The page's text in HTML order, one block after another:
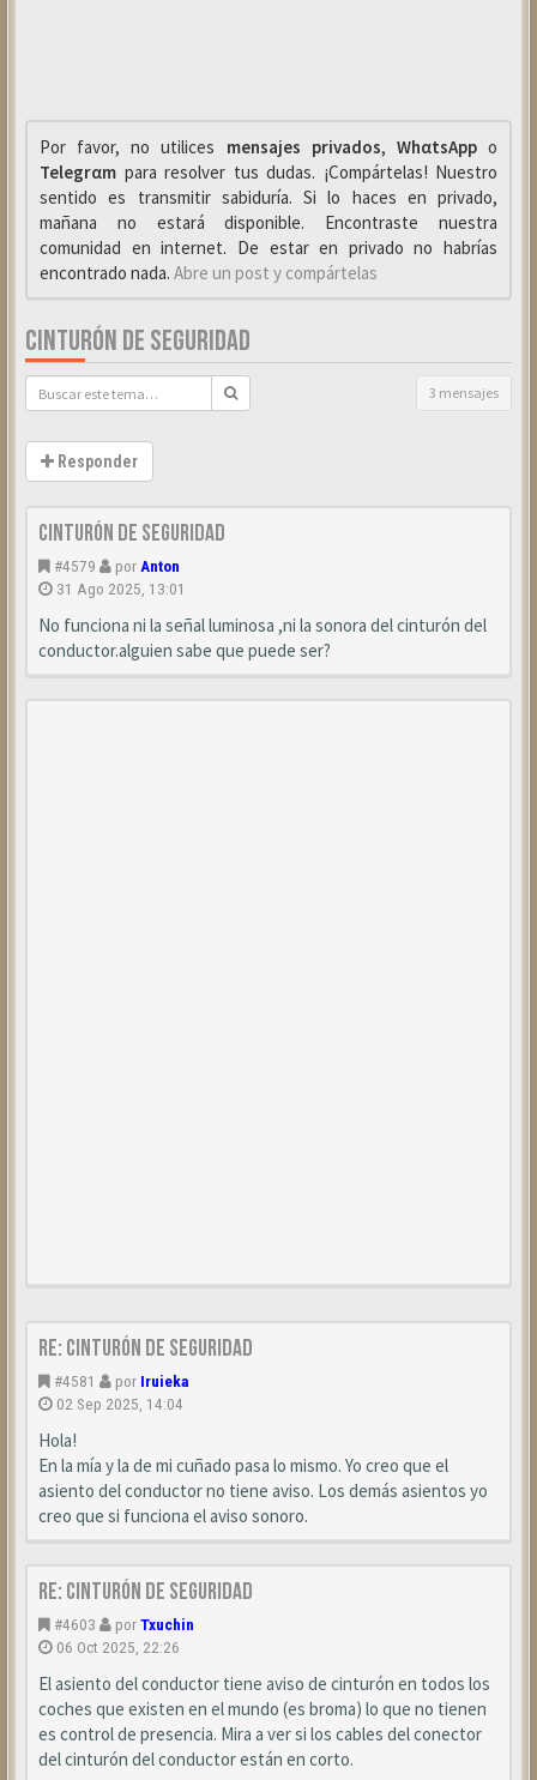
Por favor, no utilices mensajes privados, WhαtsAppo
Telegrαm para resolver tus dudas. ¡Compártelas! Nuestro
sentido es transmitir sabiduría. Si lo haces en privado,
mañana no estará disponible. Encontraste nuestra
comunidad en internet. De estar en privado no habrías
encontrado nada. Abre un post y compártelas
CINTURÓN DE SEGURIDAD
3 mensajes
Responder
Cinturón de seguridad
#4579 por Anton
31 Ago 2025, 13:01
No funciona ni la señal luminosa ,ni la sonora del cinturón del
conductor.alguien sabe que puede ser?
Re: Cinturón de seguridad
#4581 por Iruieka
02 Sep 2025, 14:04
Hola!
En la mía y la de mi cuñado pasa lo mismo. Yo creo que el
asiento del conductor no tiene aviso. Los demás asientos yo
creo que si funciona el aviso sonoro.
Re: Cinturón de seguridad
#4603 porTxuchin
06 Oct 2025, 22:26
El asiento del conductor tiene aviso de cinturón en todos los
coches que existen en el mundo (es broma) lo que no tienen
es control de presencia. Mira a ver si los cables del conector
del cinturón del conductor están en corto.